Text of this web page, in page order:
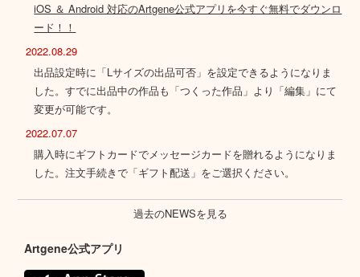
iOS ＆ Android 対応のArtgene公式アプリを今すぐ無料でダウンロ
ード！！
2022.08.29
出品設定時に「Lサイズの出品可否」を設定できるようになりま
した。すでに出品中の作品も「つくった作品」より「編集」にて
変更が可能です。
2022.07.07
購入時にギフトカードでメッセージカードを贈れるようになりま
した。注文手続きで「ギフト配送」をご選択ください。
過去のNEWSを見る
Artgene公式アプリ